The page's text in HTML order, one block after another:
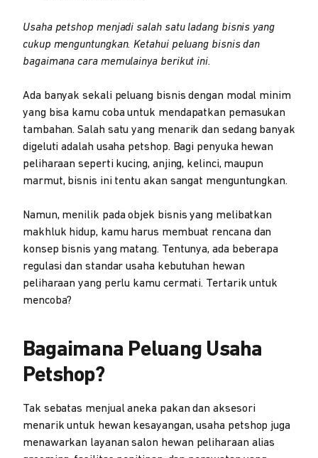
Usaha petshop menjadi salah satu ladang bisnis yang
cukup menguntungkan. Ketahui peluang bisnis dan
bagaimana cara memulainya berikut ini.
Ada banyak sekali peluang bisnis dengan modal minim
yang bisa kamu coba untuk mendapatkan pemasukan
tambahan. Salah satu yang menarik dan sedang banyak
digeluti adalah usaha petshop. Bagi penyuka hewan
peliharaan seperti kucing, anjing, kelinci, maupun
marmut, bisnis ini tentu akan sangat menguntungkan.
Namun, menilik pada objek bisnis yang melibatkan
makhluk hidup, kamu harus membuat rencana dan
konsep bisnis yang matang. Tentunya, ada beberapa
regulasi dan standar usaha kebutuhan hewan
peliharaan yang perlu kamu cermati. Tertarik untuk
mencoba?
Bagaimana Peluang Usaha
Petshop?
Tak sebatas menjual aneka pakan dan aksesori
menarik untuk hewan kesayangan, usaha petshop juga
menawarkan layanan salon hewan peliharaan alias